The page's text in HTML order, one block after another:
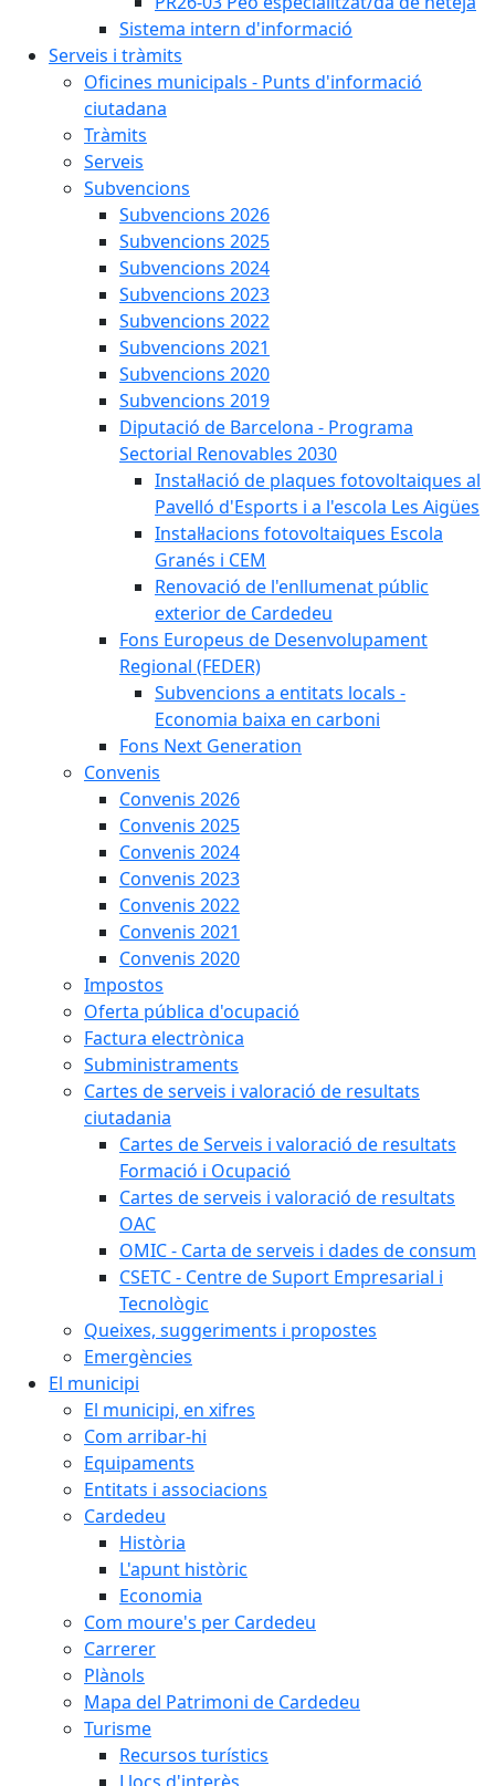
Sistema intern d'informació
Serveis i tràmits
Oficines municipals - Punts d'informació
ciutadana
Tràmits
Serveis
Subvencions
Subvencions 2026
Subvencions 2025
Subvencions 2024
Subvencions 2023
Subvencions 2022
Subvencions 2021
Subvencions 2020
Subvencions 2019
Diputació de Barcelona - Programa
Sectorial Renovables 2030
Instal·lació de plaques fotovoltaiques al
Pavelló d'Esports i a l'escola Les Aigües
Instal·lacions fotovoltaiques Escola
Granés i CEM
Renovació de l'enllumenat públic
exterior de Cardedeu
Fons Europeus de Desenvolupament
Regional (FEDER)
Subvencions a entitats locals -
Economia baixa en carboni
Fons Next Generation
Convenis
Convenis 2026
Convenis 2025
Convenis 2024
Convenis 2023
Convenis 2022
Convenis 2021
Convenis 2020
Impostos
Oferta pública d'ocupació
Factura electrònica
Subministraments
Cartes de serveis i valoració de resultats
ciutadania
Cartes de Serveis i valoració de resultats
Formació i Ocupació
Cartes de serveis i valoració de resultats
OAC
OMIC - Carta de serveis i dades de consum
CSETC - Centre de Suport Empresarial i
Tecnològic
Queixes, suggeriments i propostes
Emergències
El municipi
El municipi, en xifres
Com arribar-hi
Equipaments
Entitats i associacions
Cardedeu
Història
L'apunt històric
Economia
Com moure's per Cardedeu
Carrerer
Plànols
Mapa del Patrimoni de Cardedeu
Turisme
Recursos turístics